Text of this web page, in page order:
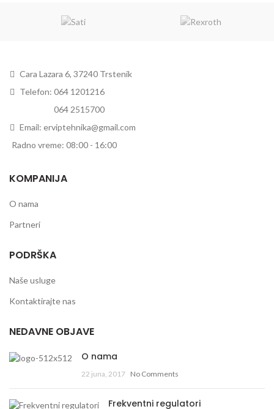
Cara Lazara 6, 37240 Trstenik
Telefon: 064 1201216
064 2515700
Email: erviptehnika@gmail.com
Radno vreme: 08:00 - 16:00
KOMPANIJA
O nama
Partneri
PODRŠKA
Naše usluge
Kontaktirajte nas
NEDAVNE OBJAVE
O nama
22 juna, 2017 No Comments
Frekventni regulatori